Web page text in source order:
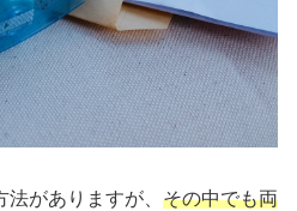
がありますが、 その中でも両